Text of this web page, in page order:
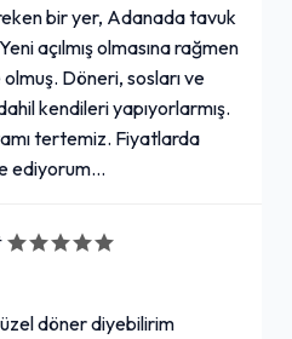
bir yer, Adanada tavuk
açılmış olmasına rağmen
Döneri, sosları ve
kendileri yapıyorlarmış.
tertemiz. Fiyatlarda
ediyorum…
döner diyebilirim